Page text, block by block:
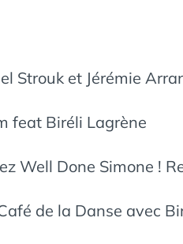
Strouk et Jérémie
feat Biréli Lagrène
Well Done Simone !
de la Danse avec